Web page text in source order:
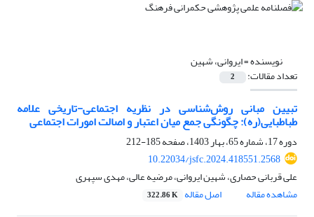
نویسنده =ایروانی، شهین
تعداد مقالات: 2
تبیین مبانی روش‌شناسی در نظریه اجتماعی-تاریخی علامه
طباطبایی‌(ره): چگونگی جمع میان اعتبار و اصالت امورات اجتماعی
دوره 17، شماره 65، بهار 1403، صفحه
185-212
10.22034/jsfc.2024.418551.2568
علی قربانی حصاری، شهین ایروانی، مرضیه عالی، مهدی سپهری
مشاهده مقاله
اصل مقاله 322.86 K